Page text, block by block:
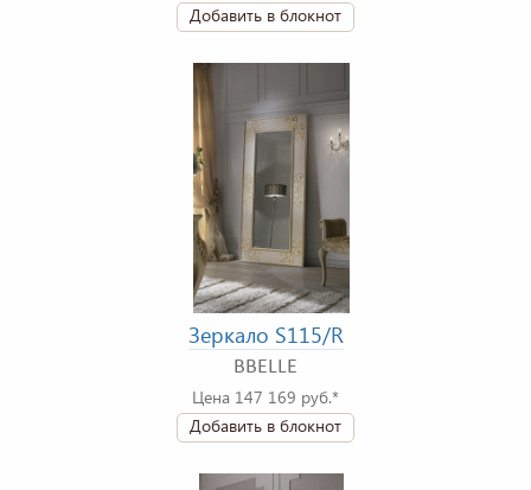
Добавить в блокнот
Зеркало S115/R
BBELLE
Цена 147 169 руб.*
Добавить в блокнот